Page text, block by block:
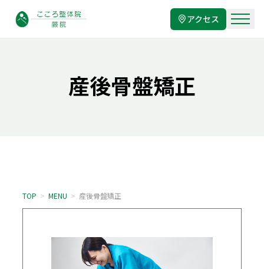
アクセス
産後骨盤矯正
TOP > MENU > 産後骨盤矯正